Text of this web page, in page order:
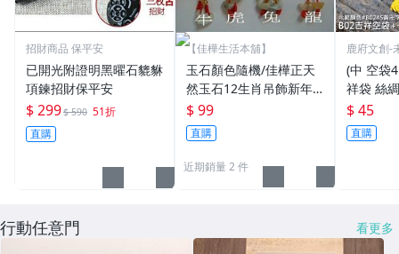
招財商品 保平安
已開光附證明黑曜石貔貅
項鍊招財保平安
$ 299$ 590 51折
直購
【佳樺生活本舖】
玉石顏色隨機/佳樺正天
然玉石12生肖吊飾新年
開運保平安招財進寶粉
晶/黃玉/綠玉/東菱玉/瑪
瑙十二生肖皮包吊飾三合
生肖掛飾批發
$ 99
直購
近期銷量 2 件
鹿府文創-
(中 空袋
祥袋 絲
香火袋
【鹿府
$ 45
直購
行動任意門 看更多